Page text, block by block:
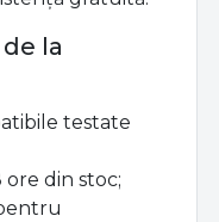
la
testate
ore din stoc;